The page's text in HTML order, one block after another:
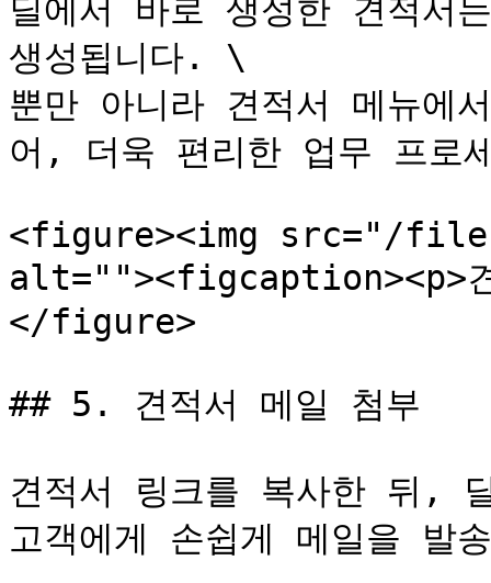
딜에서 바로 생성한 견적서
생성됩니다. \
뿐만 아니라 견적서 메뉴에
어, 더욱 편리한 업무 프로
<figure><img src="/files/
alt=""><figcaption><p>
</figure>
## 5. 견적서 메일 첨부
견적서 링크를 복사한 뒤,
고객에게 손쉽게 메일을 발